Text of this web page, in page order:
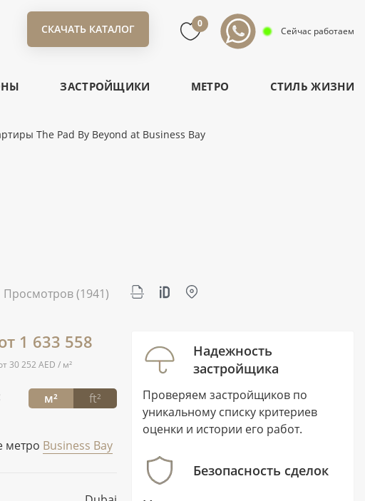
СКАЧАТЬ КАТАЛОГ 0
Сейчас работаем
ЗАСТРОЙЩИКИ МЕТРО СТИЛЬ ЖИЗНИ
The Pad By Beyond at Business Bay
Просмотров(1941)
1 633 558
30 252 AED / м²
м² ft²
метро Business Bay
Надежность
застройщика
Проверяем застройщиков по
уникальному списку критериев
оценки и истории его работ.
Безопасность сделок